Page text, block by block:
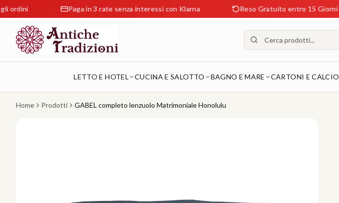
Paga in 3 rate senza interessi con Klarna Reso Gratuito entro 15 Giorni
LETTO E HOTEL CUCINA E SALOTTO BAGNO E MARE CARTONI E CALCIO
Home Prodotti GABEL completo lenzuolo Matrimoniale Honolulu